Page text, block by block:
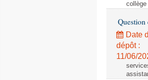
collège
Date
dépôt :
11/06/